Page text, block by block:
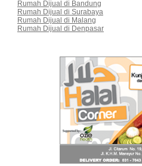
Rumah Dijual di Bandung
Rumah Dijual di Surabaya
Rumah Dijual di Malang
Rumah Dijual di Denpasar